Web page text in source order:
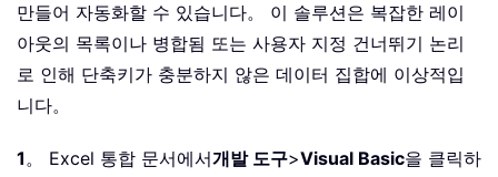
만들어 자동화할 수 있습니다。 이 솔루션은 복잡한 레이
아웃의 목록이나 병합됨 또는 사용자 지정 건너뛰기 논리
로 인해 단축키가 충분하지 않은 데이터 집합에 이상적입
니다。
1。 Excel 통합 문서에서개발 도구>Visual Basic을 클릭하